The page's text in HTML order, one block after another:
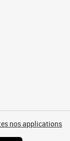
nos applications